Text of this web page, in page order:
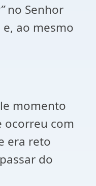
no Senhor
ao mesmo
momento
ocorreu com
era reto
do